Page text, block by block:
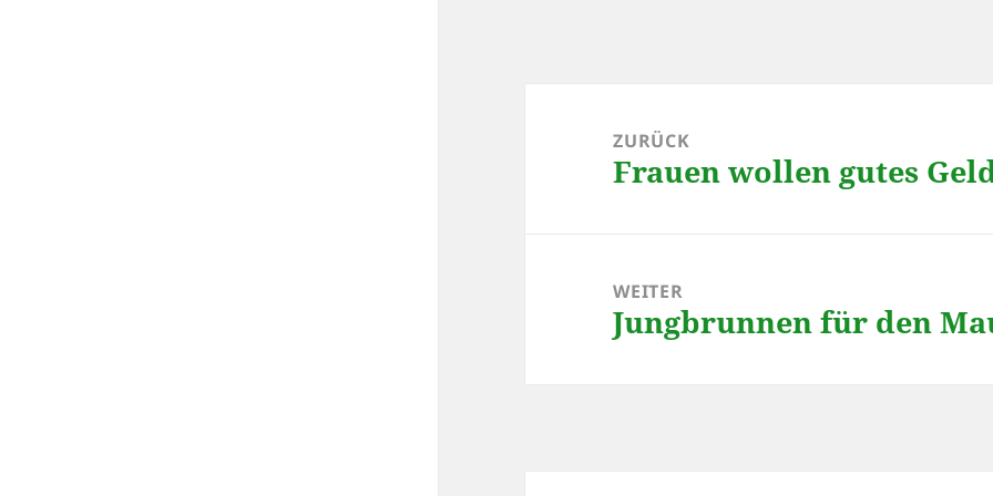
ZURÜCK
Vorheriger
Frauen wollen gutes
WEITER
Nächster
Beitrag:
Jungbrunnen für den